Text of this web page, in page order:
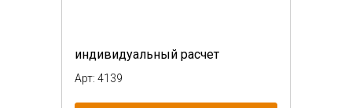
индивидуальный расчет
Арт: 4139